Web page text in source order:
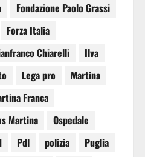
Fondazione Paolo Grassi
Forza Italia
Chiarelli
Ilva
Lega pro
Martina
Franca
Martina
Ospedale
Pdl polizia
Puglia